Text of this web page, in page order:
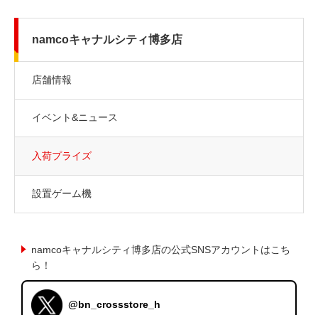
namcoキャナルシティ博多店
店舗情報
イベント&ニュース
入荷プライズ
設置ゲーム機
namcoキャナルシティ博多店の公式SNSアカウントはこち
ら！
@bn_crossstore_h